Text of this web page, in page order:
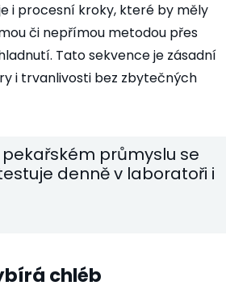
i procesní kroky, které by měly
či nepřímou metodou přes
Tato sekvence je zásadní
i trvanlivosti bez zbytečných
průmyslu se
denně v laboratoři i
chléb